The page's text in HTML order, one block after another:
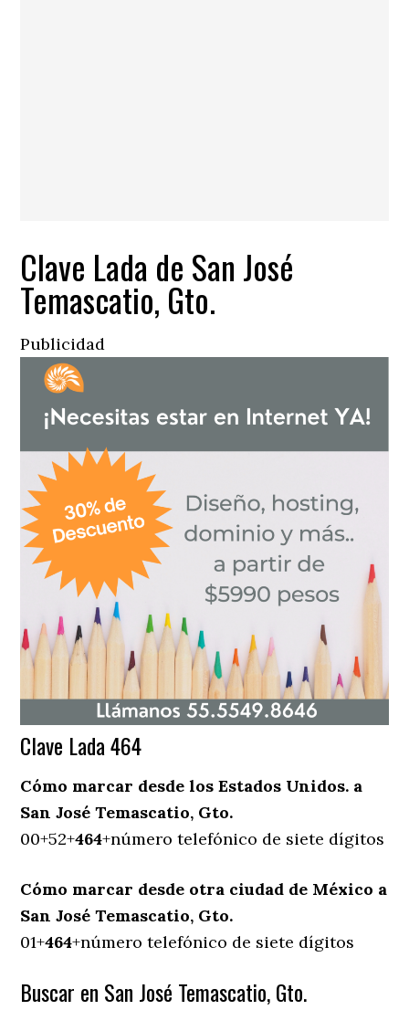
Clave Lada de San José
Temascatio, Gto.
Publicidad
Clave Lada 464
Cómo marcar desde los Estados Unidos. a
San José Temascatio, Gto.
00+52+464+número telefónico de siete dígitos
Cómo marcar desde otra ciudad de México a
San José Temascatio, Gto.
01+464+número telefónico de siete dígitos
Buscar en San José Temascatio, Gto.